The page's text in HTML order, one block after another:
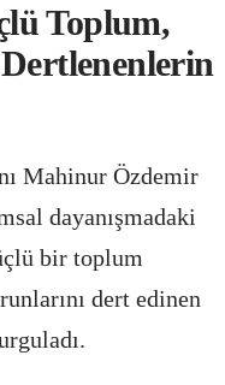
Toplum,
Mahinur Özdemir
dayanışmadaki
bir toplum
dert edinen